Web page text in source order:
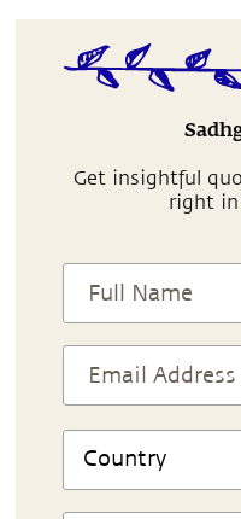
Get insightful
right in